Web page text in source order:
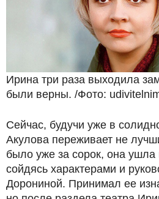
Ирина три раза выходила
были верны. /Фото:
Сейчас, будучи уже в
Акулова переживает не
было уже за сорок, она
сойдясь характерами и
Дорониной. Принимал ее